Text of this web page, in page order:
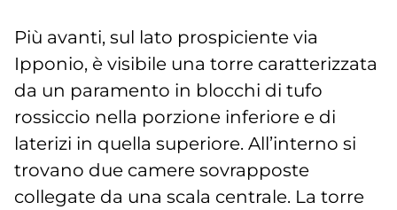
Più avanti, sul lato prospiciente via
Ipponio, è visibile una torre caratterizzata
da un paramento in blocchi di tufo
rossiccio nella porzione inferiore e di
laterizi in quella superiore. All’interno si
trovano due camere sovrapposte
collegate da una scala centrale. La torre